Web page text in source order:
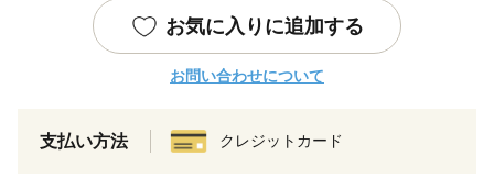
お気に入りに追加する
お問い合わせについて
支払い方法 クレジットカード